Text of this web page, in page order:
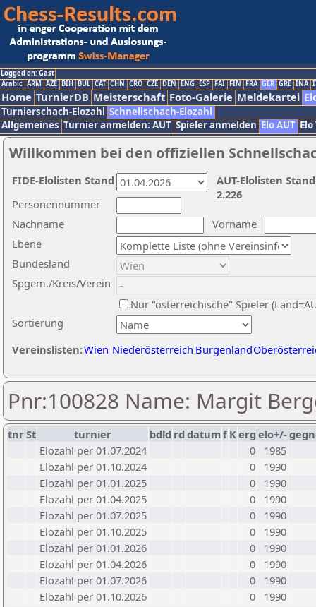
Logged on: Gast
Arabic ARM AZE BIH BUL CAT CHN CRO CZE DEN ENG ESP FAI FIN FRA GER GRE INA
Home TurnierDB Meisterschaft Foto-Galerie Meldekartei
Turnierschach-Elozahl Schnellschach-Elozahl
Allgemeines Turnier anmelden: AUT Spieler anmelden Elo AUT
Willkommen bei den offiziellen
Nachname
Vorname
Ebene
Sortierung
Personennummer
Bundesland
Spgem./Kreis/Verein
Nur "österreichische" Spieler
Vereinslisten:Wien Niederösterreich Burgenland
AUT-Elolisten
2.226
FIDE-Elolisten Stand
Pnr:100828 Name: Margit
tnrSt turnier bdld rd datumf Kerg elo+/-
Elozahl per 01.07.2024
0
1985
Elozahl per 01.10.2024
0
1990
Elozahl per 01.01.2025
0
1990
Elozahl per 01.04.2025
0
1990
Elozahl per 01.07.2025
0
1990
Elozahl per 01.10.2025
0
1990
Elozahl per 01.01.2026
0
1990
Elozahl per 01.04.2026
0
1990
Elozahl per 01.07.2026
0
1990
Elozahl per 01.10.2026
0 1990